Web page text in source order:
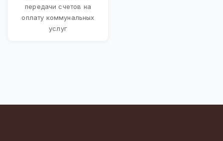
передачи счетов на
оплату коммунальных
услуг